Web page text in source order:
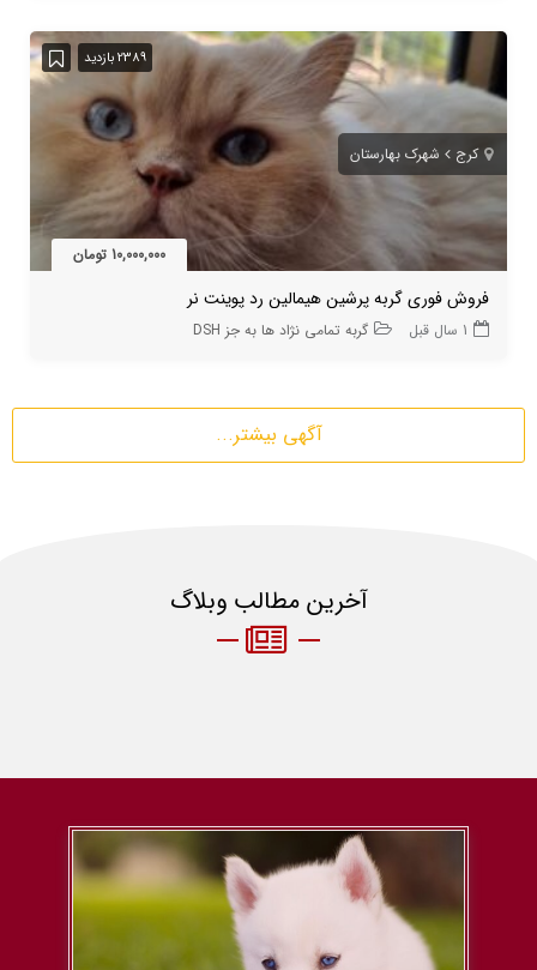
2389 بازدید
کرج شهرک بهارستان
10,000,000 تومان
فروش فوری گربه پرشین هیمالین رد پوینت نر
1 سال قبل گربه تمامی نژاد ها به جز DSH
آگهی بیشتر...
آخرین مطالب وبلاگ